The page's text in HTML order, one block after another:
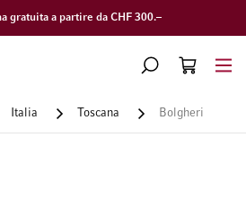
gratuita a partire da CHF 300.–
CERCA
CART
Italia Toscana Bolgheri